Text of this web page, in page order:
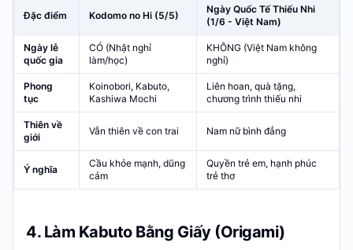
Đặc điểm Kodomo no Hi (5/5)
Ngày Quốc Tế Thiếu Nhi
(1/6 - Việt Nam)
Ngày lễ
quốc gia
CÓ (Nhật nghỉ
làm/học)
KHÔNG (Việt Nam không
nghỉ)
Phong
tục
Koinobori, Kabuto,
Kashiwa Mochi
Liên hoan, quà tặng,
chương trình thiếu nhi
Thiên về
giới
Vẫn thiên về con trai Nam nữ bình đẳng
Ý nghĩa
Cầu khỏe mạnh, dũng
cảm
Quyền trẻ em, hạnh phúc
trẻ thơ
4. Làm Kabuto Bằng Giấy (Origami)